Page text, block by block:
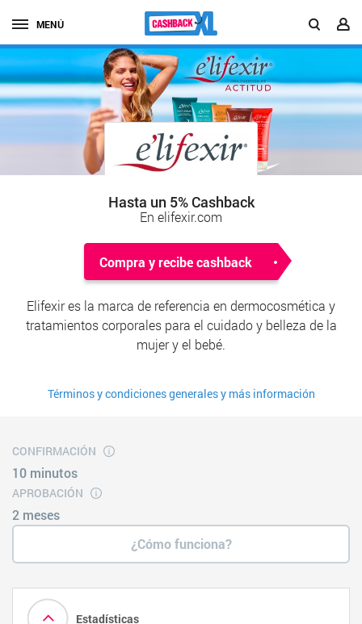
MENÚ
Hasta un 5% Cashback
En elifexir.com
Compra y recibe cashback
Elifexir es la marca de referencia en dermocosmética y
tratamientos corporales para el cuidado y belleza de la
mujer y el bebé.
Términos y condiciones generales y más información
CONFIRMACIÓN
10 minutos
APROBACIÓN
2 meses
¿Cómo funciona?
Estadísticas